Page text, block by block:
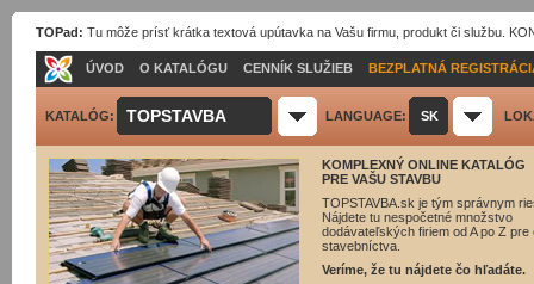
TOPad: Tu môže prísť krátka textová upútavka na Vašu firmu, produkt či službu.
ÚVOD O KATALÓGU CENNÍK SLUŽIEB BEZPLATNÁ
KATALÓG: TOPSTAVBA LANGUAGE: SK
KOMPLEXNÝ ONLINE KATALÓG
PRE VAŠU STAVBU
TOPSTAVBA.sk je tým správnym
Nájdete tu nespočetné množstvo
dodávateľských firiem od A po Z pre
stavebníctva.
Veríme, že tu nájdete čo hľadáte.